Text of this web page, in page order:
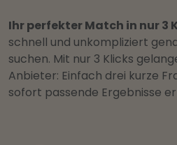
Ihr perfekter Match in nur 3
schnell und unkompliziert
suchen. Mit nur 3 Klicks
Anbieter: Einfach drei kurze
sofort passende Ergebnisse